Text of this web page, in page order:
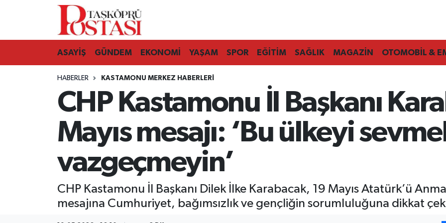
ASAYİŞ GÜNDEM EKONOMİ YAŞAM SPOR EĞİTİM SAĞLIK MAGAZİN OTOMOBİL &
HABERLER KASTAMONU MERKEZ HABERLERI
CHP Kastamonu İl Başkanı
Mayıs mesajı: ‘Bu ülkeyi
vazgeçmeyin’
CHP Kastamonu İl Başkanı Dilek İlke Karabacak, 19 Mayıs Atatürk’ü
mesajına Cumhuriyet, bağımsızlık ve gençliğin sorumluluğuna dikkat
Kastamonu Vefat Edenler
Araç Haberleri
Azdavay Haberleri
Bozkurt Haberleri
Çatalzeytin Haberleri